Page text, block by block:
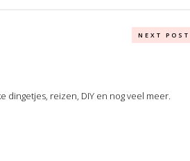
NEXT POST
dingetjes, reizen, DIY en nog veel meer.